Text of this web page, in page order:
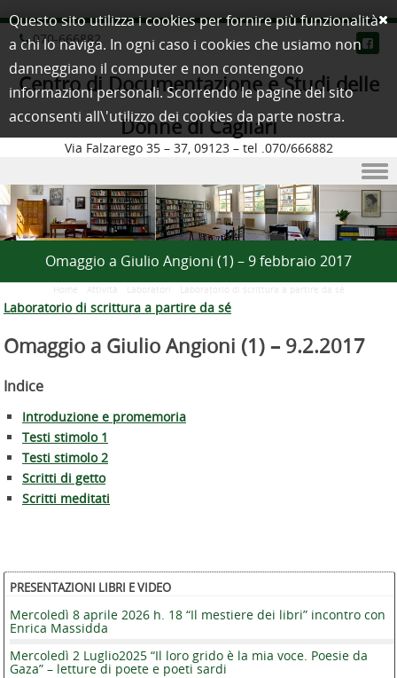
070-666882
Centro di Documentazione e Studi delle
Donne di Cagliari
Via Falzarego 35 – 37, 09123 – tel .070/666882
Skip to content
Omaggio a Giulio Angioni (1) – 9 febbraio 2017
Home Attività Laboratori Laboratorio di scrittura a partire da sé
Laboratorio di scrittura a partire da sé
Omaggio a Giulio Angioni (1) – 9.2.2017
Indice
Introduzione e promemoria
Testi stimolo 1
Testi stimolo 2
Scritti di getto
Scritti meditati
PRESENTAZIONI LIBRI E VIDEO
Mercoledì 8 aprile 2026 h. 18 “Il mestiere dei libri” incontro con
Enrica Massidda
Mercoledì 2 Luglio2025 “Il loro grido è la mia voce. Poesie da
Gaza” – letture di poete e poeti sardi
Questo sito utilizza i cookies per fornire più funzionalità
a chi lo naviga. In ogni caso i cookies che usiamo non
danneggiano il computer e non contengono
informazioni personali. Scorrendo le pagine del sito
acconsenti all\'utilizzo dei cookies da parte nostra.